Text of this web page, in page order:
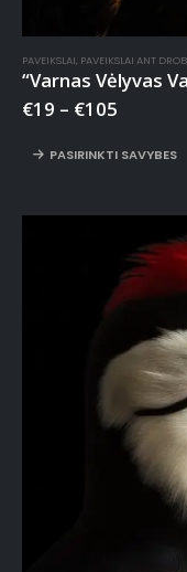
PAVEIKSLAI, PAVEIKSLAI ANT
“Varnas Vėlyvas
€19 – €105
PASIRINKTI SAVYBES